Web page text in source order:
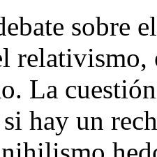
sobre
La
hay un